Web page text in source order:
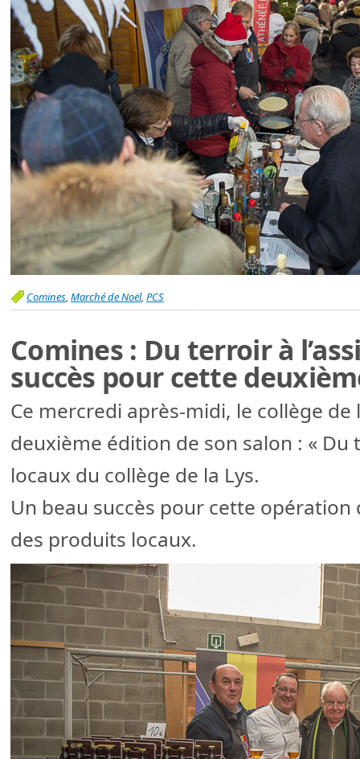
Comines Marché de Noël, PCS
Comines : Du terroir à
succès pour cette
Ce mercredi après-midi, le collège de
deuxième édition de son salon : « Du
locaux du collège de la Lys.
Un beau succès pour cette
des produits locaux.